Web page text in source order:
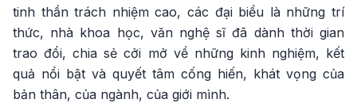
tinh thần trách nhiệm cao, các đại biểu là những trí
thức, nhà khoa học, văn nghệ sĩ đã dành thời gian
trao đổi, chia sẻ cởi mở về những kinh nghiệm, kết
quả nổi bật và quyết tâm cống hiến, khát vọng của
bản thân, của ngành, của giới mình.